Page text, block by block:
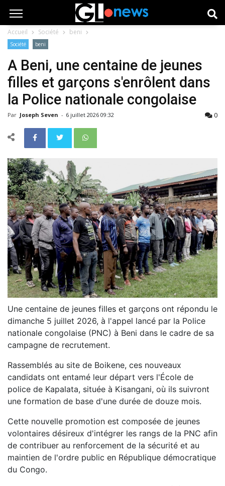
Accueil Société beni
Société beni
A Beni, une centaine de jeunes
filles et garçons s'enrôlent dans
la Police nationale congolaise
Par Joseph Seven - 6 juillet 2026 09:32 0
Une centaine de jeunes filles et garçons ont répondu le
dimanche 5 juillet 2026, à l'appel lancé par la Police
nationale congolaise (PNC) à Beni dans le cadre de sa
campagne de recrutement.
Rassemblés au site de Boikene, ces nouveaux
candidats ont entamé leur départ vers l'École de
police de Kapalata, située à Kisangani, où ils suivront
une formation de base d'une durée de douze mois.
Cette nouvelle promotion est composée de jeunes
volontaires désireux d'intégrer les rangs de la PNC afin
de contribuer au renforcement de la sécurité et au
maintien de l'ordre public en République démocratique
du Congo.